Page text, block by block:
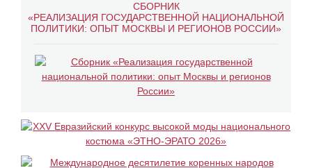
СБОРНИК
«РЕАЛИЗАЦИЯ ГОСУДАРСТВЕННОЙ НАЦИОНАЛЬНОЙ
ПОЛИТИКИ: ОПЫТ МОСКВЫ И РЕГИОНОВ РОССИИ»